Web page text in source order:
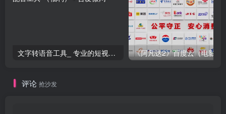
文字转语音工具_ 专业的短视频配音工具 （福利）
评论 抢沙发